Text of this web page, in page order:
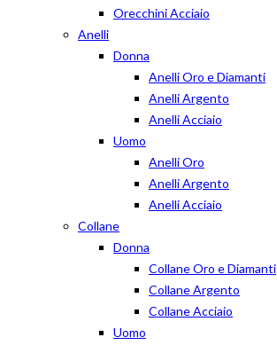
Orecchini Acciaio
Anelli
Donna
Anelli Oro e Diamanti
Anelli Argento
Anelli Acciaio
Uomo
Anelli Oro
Anelli Argento
Anelli Acciaio
Collane
Donna
Collane Oro e Diamanti
Collane Argento
Collane Acciaio
Uomo